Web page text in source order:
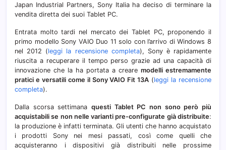
Japan Industrial Partners, Sony Italia ha deciso di terminare la
vendita diretta dei suoi Tablet PC.
Entrata molto tardi nel mercato dei Tablet PC, proponendo il
primo modello Sony VAIO Duo 11 solo con l’arrivo di Windows 8
nel 2012 (leggi la recensione completa), Sony è rapidamente
riuscita a recuperare il tempo perso grazie ad una capacità di
innovazione che la ha portata a creare modelli estremamente
pratici e versatili come il Sony VAIO Fit 13A (leggi la recensione
completa).
Dalla scorsa settimana questi Tablet PC non sono però più
acquistabili se non nelle varianti pre-configurate già distribuite:
la produzione è infatti terminata. Gli utenti che hanno acquistato
i prodotti Sony nei mesi passati, così come quelli che
acquisteranno i dispositivi già distribuiti nelle prossime